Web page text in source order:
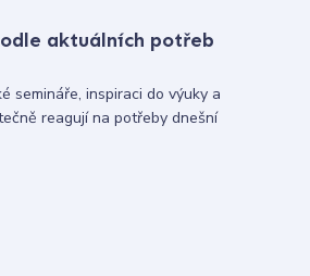
aktuálních potřeb
semináře, inspiraci do výuky a
reagují na potřeby dnešní